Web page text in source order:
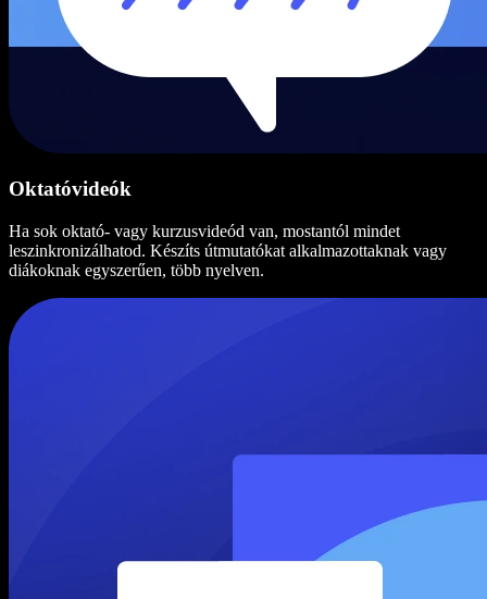
Oktatóvideók
Ha sok oktató- vagy kurzusvideód van, mostantól mindet
leszinkronizálhatod. Készíts útmutatókat alkalmazottaknak vagy
diákoknak egyszerűen, több nyelven.